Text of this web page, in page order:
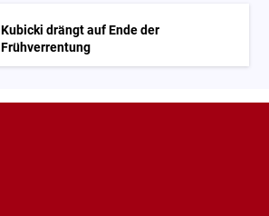
Kubicki drängt auf Ende der
Frühverrentung